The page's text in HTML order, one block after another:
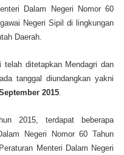
Dalam Negeri Nomor 60
Negeri Sipil di lingkungan
Daerah.
telah ditetapkan Mendagri dan
tanggal diundangkan yakni
2015
2015, terdapat beberapa
Negeri Nomor 60 Tahun
Menteri Dalam Negeri